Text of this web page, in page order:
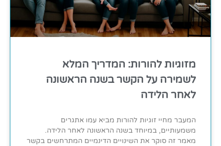
מזוגיות להורות: המדריך המלא
לשמירה על הקשר בשנה הראשונה
לאחר הלידה
המעבר מחיי זוגיות להורות מביא עמו אתגרים
משמעותיים, במיוחד בשנה הראשונה לאחר הלידה.
מאמר זה סוקר את השינויים הדינמיים המתרחשים בקשר